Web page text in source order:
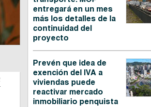
entregará en un mes
más los detalles de la
continuidad del
proyecto
Prevén que idea de
exención del IVA a
viviendas puede
reactivar mercado
inmobiliario penquista